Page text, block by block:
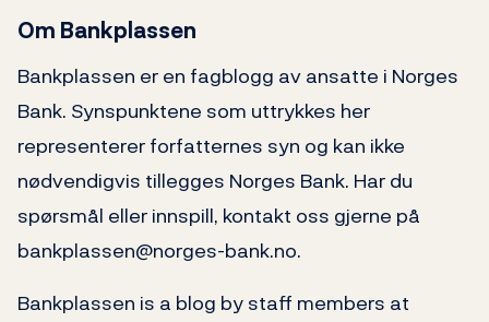
Om Bankplassen
Bankplassen er en fagblogg av ansatte i Norges
Bank. Synspunktene som uttrykkes her
representerer forfatternes syn og kan ikke
nødvendigvis tillegges Norges Bank. Har du
spørsmål eller innspill, kontakt oss gjerne på
bankplassen@norges-bank.no.
Bankplassen is a blog by staff members at